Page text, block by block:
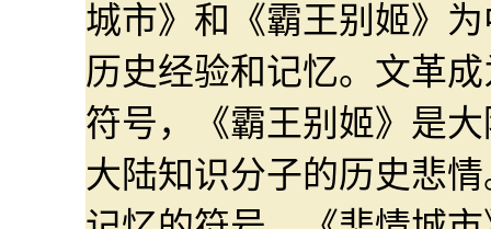
城市》和《霸王别姬》
历史经验和记忆。文革
符号，《霸王别姬》是
大陆知识分子的历史悲